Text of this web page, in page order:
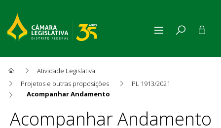
Atividade Legislativa
Projetos e outras proposições
PL 1913/2021
Acompanhar Andamento
Acompanhar Andamento
Acompanhar Andamento